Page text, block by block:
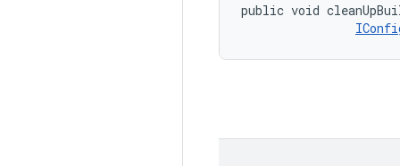
public void